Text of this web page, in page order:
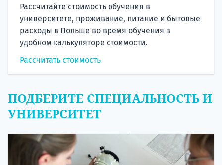
Рассчитайте стоимость обучения в
университете, проживание, питание и бытовые
расходы в Польше во время обучения в
удобном калькуляторе стоимости.
Рассчитать стоимость
ПОДБЕРИТЕ СПЕЦИАЛЬНОСТЬ И
УНИВЕРСИТЕТ